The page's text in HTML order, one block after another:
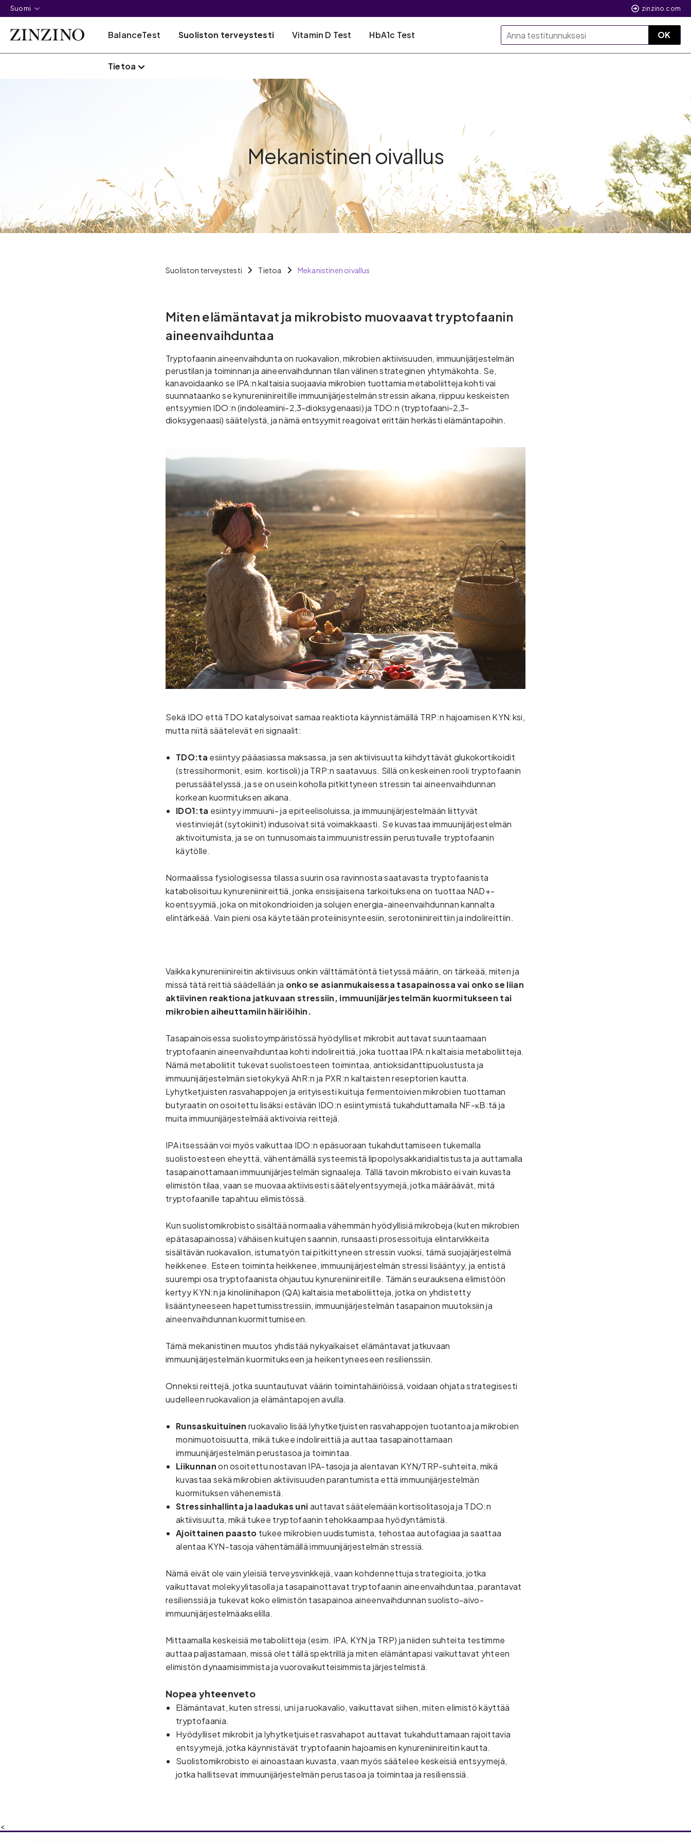
Suomi zinzino.com
BalanceTest Suoliston terveystesti Vitamin D Test HbA1c Test OK
Tietoa
Mekanistinen oivallus
Suoliston terveystesti Tietoa Mekanistinen oivallus
Miten elämäntavat ja mikrobisto muovaavat tryptofaanin
aineenvaihduntaa
Tryptofaanin aineenvaihdunta on ruokavalion, mikrobien aktiivisuuden, immuunijärjestelmän
perustilan ja toiminnan ja aineenvaihdunnan tilan välinen strateginen yhtymäkohta. Se,
kanavoidaanko se IPA:n kaltaisia suojaavia mikrobien tuottamia metaboliitteja kohti vai
suunnataanko se kynureniinireitille immuunijärjestelmän stressin aikana, riippuu keskeisten
entsyymien IDO:n (indoleamiini-2,3-dioksygenaasi) ja TDO:n (tryptofaani-2,3-
dioksygenaasi) säätelystä, ja nämä entsyymit reagoivat erittäin herkästi elämäntapoihin.
Sekä IDO että TDO katalysoivat samaa reaktiota käynnistämällä TRP:n hajoamisen KYN:ksi,
mutta niitä säätelevät eri signaalit:
TDO:ta esiintyy pääasiassa maksassa, ja sen aktiivisuutta kiihdyttävät glukokortikoidit
(stressihormonit, esim. kortisoli) ja TRP:n saatavuus. Sillä on keskeinen rooli tryptofaanin
perussäätelyssä, ja se on usein koholla pitkittyneen stressin tai aineenvaihdunnan
korkean kuormituksen aikana.
IDO1:ta esiintyy immuuni- ja epiteelisoluissa, ja immuunijärjestelmään liittyvät
viestinviejät (sytokiinit) indusoivat sitä voimakkaasti. Se kuvastaa immuunijärjestelmän
aktivoitumista, ja se on tunnusomaista immuunistressiin perustuvalle tryptofaanin
käytölle.
Normaalissa fysiologisessa tilassa suurin osa ravinnosta saatavasta tryptofaanista
katabolisoituu kynureniinireittiä, jonka ensisijaisena tarkoituksena on tuottaa NAD+-
koentsyymiä, joka on mitokondrioiden ja solujen energia-aineenvaihdunnan kannalta
elintärkeää. Vain pieni osa käytetään proteiinisynteesiin, serotoniinireittiin ja indolireittiin.
Vaikka kynureniinireitin aktiivisuus onkin välttämätöntä tietyssä määrin, on tärkeää, miten ja
missä tätä reittiä säädellään ja onko se asianmukaisessa tasapainossa vai onko se liian
aktiivinen reaktiona jatkuvaan stressiin, immuunijärjestelmän kuormitukseen tai
mikrobien aiheuttamiin häiriöihin.
Tasapainoisessa suolistoympäristössä hyödylliset mikrobit auttavat suuntaamaan
tryptofaanin aineenvaihduntaa kohti indolireittiä, joka tuottaa IPA:n kaltaisia metaboliitteja.
Nämä metaboliitit tukevat suolistoesteen toimintaa, antioksidanttipuolustusta ja
immuunijärjestelmän sietokykyä AhR:n ja PXR:n kaltaisten reseptorien kautta.
Lyhytketjuisten rasvahappojen ja erityisesti kuituja fermentoivien mikrobien tuottaman
butyraatin on osoitettu lisäksi estävän IDO:n esiintymistä tukahduttamalla NF-κB:tä ja
muita immuunijärjestelmää aktivoivia reittejä.
IPA itsessään voi myös vaikuttaa IDO:n epäsuoraan tukahduttamiseen tukemalla
suolistoesteen eheyttä, vähentämällä systeemistä lipopolysakkaridialtistusta ja auttamalla
tasapainottamaan immuunijärjestelmän signaaleja. Tällä tavoin mikrobisto ei vain kuvasta
elimistön tilaa, vaan se muovaa aktiivisesti säätelyentsyymejä, jotka määräävät, mitä
tryptofaanille tapahtuu elimistössä.
Kun suolistomikrobisto sisältää normaalia vähemmän hyödyllisiä mikrobeja (kuten mikrobien
epätasapainossa) vähäisen kuitujen saannin, runsaasti prosessoituja elintarvikkeita
sisältävän ruokavalion, istumatyön tai pitkittyneen stressin vuoksi, tämä suojajärjestelmä
heikkenee. Esteen toiminta heikkenee, immuunijärjestelmän stressi lisääntyy, ja entistä
suurempi osa tryptofaanista ohjautuu kynureniinireitille. Tämän seurauksena elimistöön
kertyy KYN:n ja kinoliinihapon (QA) kaltaisia metaboliitteja, jotka on yhdistetty
lisääntyneeseen hapettumisstressiin, immuunijärjestelmän tasapainon muutoksiin ja
aineenvaihdunnan kuormittumiseen.
Tämä mekanistinen muutos yhdistää nykyaikaiset elämäntavat jatkuvaan
immuunijärjestelmän kuormitukseen ja heikentyneeseen resilienssiin.
Onneksi reittejä, jotka suuntautuvat väärin toimintahäiriöissä, voidaan ohjata strategisesti
uudelleen ruokavalion ja elämäntapojen avulla.
Runsaskuituinen ruokavalio lisää lyhytketjuisten rasvahappojen tuotantoa ja mikrobien
monimuotoisuutta, mikä tukee indolireittiä ja auttaa tasapainottamaan
immuunijärjestelmän perustasoa ja toimintaa.
Liikunnan on osoitettu nostavan IPA-tasoja ja alentavan KYN/TRP-suhteita, mikä
kuvastaa sekä mikrobien aktiivisuuden parantumista että immuunijärjestelmän
kuormituksen vähenemistä.
Stressinhallinta ja laadukas uni auttavat säätelemään kortisolitasoja ja TDO:n
aktiivisuutta, mikä tukee tryptofaanin tehokkaampaa hyödyntämistä.
Ajoittainen paasto tukee mikrobien uudistumista, tehostaa autofagiaa ja saattaa
alentaa KYN-tasoja vähentämällä immuunijärjestelmän stressiä.
Nämä eivät ole vain yleisiä terveysvinkkejä, vaan kohdennettuja strategioita, jotka
vaikuttavat molekyylitasolla ja tasapainottavat tryptofaanin aineenvaihduntaa, parantavat
resilienssiä ja tukevat koko elimistön tasapainoa aineenvaihdunnan suolisto-aivo-
immuunijärjestelmäakselilla.
Mittaamalla keskeisiä metaboliitteja (esim. IPA, KYN ja TRP) ja niiden suhteita testimme
auttaa paljastamaan, missä olet tällä spektrillä ja miten elämäntapasi vaikuttavat yhteen
elimistön dynaamisimmista ja vuorovaikutteisimmista järjestelmistä.
Nopea yhteenveto
Elämäntavat, kuten stressi, uni ja ruokavalio, vaikuttavat siihen, miten elimistö käyttää
tryptofaania.
Hyödylliset mikrobit ja lyhytketjuiset rasvahapot auttavat tukahduttamaan rajoittavia
entsyymejä, jotka käynnistävät tryptofaanin hajoamisen kynureniinireitin kautta.
Suolistomikrobisto ei ainoastaan kuvasta, vaan myös säätelee keskeisiä entsyymejä,
jotka hallitsevat immuunijärjestelmän perustasoa ja toimintaa ja resilienssiä.
<